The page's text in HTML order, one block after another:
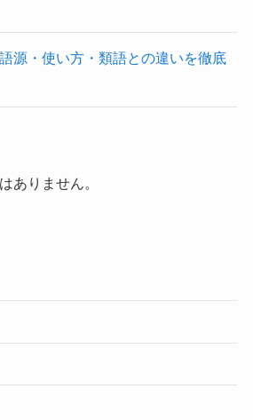
源・使い方・類語との違いを徹底
ありません。